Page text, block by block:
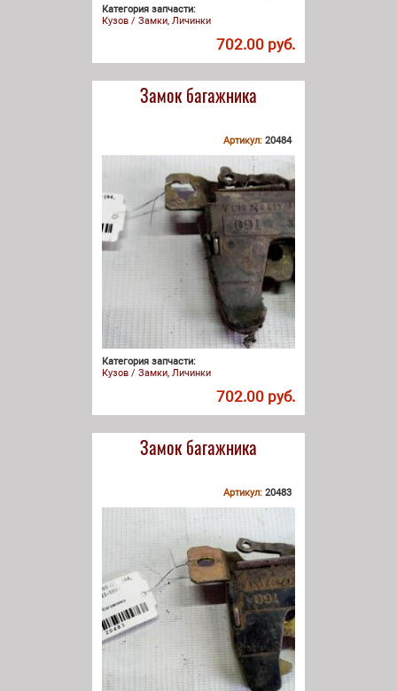
Категория запчасти:
Кузов / Замки, Личинки
702.00 руб.
Замок багажника
Артикул: 20484
Категория запчасти:
Кузов / Замки, Личинки
702.00 руб.
Замок багажника
Артикул: 20483